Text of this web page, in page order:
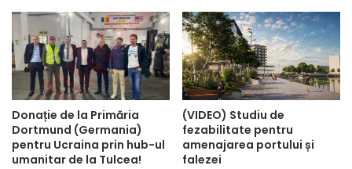
Donație de la Primăria
Dortmund (Germania)
pentru Ucraina prin hub-ul
umanitar de la Tulcea!
(VIDEO) Studiu de
fezabilitate pentru
amenajarea portului și
falezei